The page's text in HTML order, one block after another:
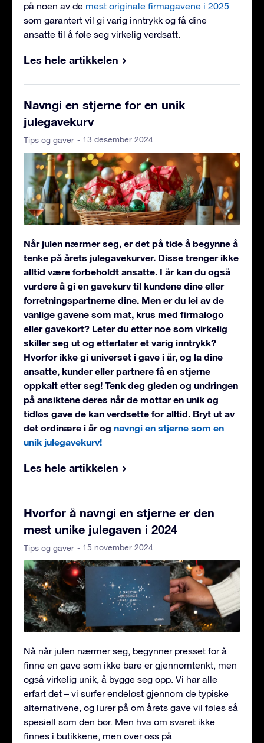
på noen av de mest originale firmagavene i 2025
som garantert vil gi varig inntrykk og få dine
ansatte til å føle seg virkelig verdsatt.
Les hele artikkelen
Navngi en stjerne for en unik
julegavekurv
Tips og gaver - 13 desember 2024
Når julen nærmer seg, er det på tide å begynne å
tenke på årets julegavekurver. Disse trenger ikke
alltid være forbeholdt ansatte. I år kan du også
vurdere å gi en gavekurv til kundene dine eller
forretningspartnerne dine. Men er du lei av de
vanlige gavene som mat, krus med firmalogo
eller gavekort? Leter du etter noe som virkelig
skiller seg ut og etterlater et varig inntrykk?
Hvorfor ikke gi universet i gave i år, og la dine
ansatte, kunder eller partnere få en stjerne
oppkalt etter seg! Tenk deg gleden og undringen
på ansiktene deres når de mottar en unik og
tidløs gave de kan verdsette for alltid. Bryt ut av
det ordinære i år og navngi en stjerne som en
unik julegavekurv!
Les hele artikkelen
Hvorfor å navngi en stjerne er den
mest unike julegaven i 2024
Tips og gaver - 15 november 2024
Nå når julen nærmer seg, begynner presset for å
finne en gave som ikke bare er gjennomtenkt, men
også virkelig unik, å bygge seg opp. Vi har alle
erfart det – vi surfer endeløst gjennom de typiske
alternativene, og lurer på om årets gave vil føles så
spesiell som den bør. Men hva om svaret ikke
finnes i butikkene, men over oss på